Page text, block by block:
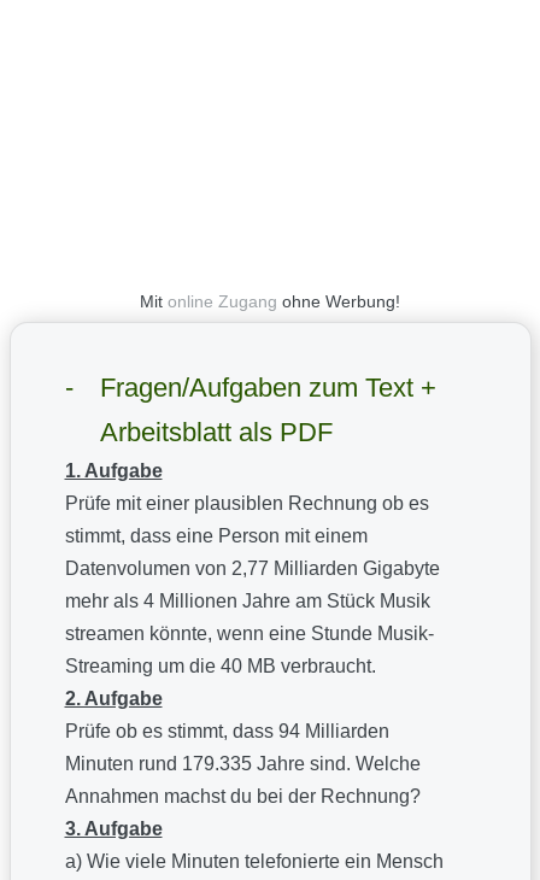
Mit online Zugang ohne Werbung!
Fragen/Aufgaben zum Text +
Arbeitsblatt als PDF
1. Aufgabe
Prüfe mit einer plausiblen Rechnung ob es
stimmt, dass eine Person mit einem
Datenvolumen von 2,77 Milliarden Gigabyte
mehr als 4 Millionen Jahre am Stück Musik
streamen könnte, wenn eine Stunde Musik-
Streaming um die 40 MB verbraucht.
2. Aufgabe
Prüfe ob es stimmt, dass 94 Milliarden
Minuten rund 179.335 Jahre sind. Welche
Annahmen machst du bei der Rechnung?
3. Aufgabe
a) Wie viele Minuten telefonierte ein Mensch